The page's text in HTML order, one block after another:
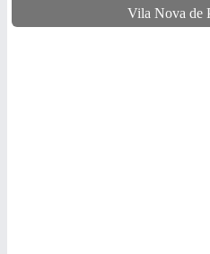
Vila Nova de